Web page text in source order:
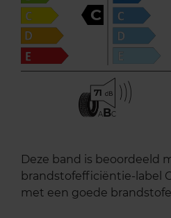
C
71
ABC
Deze band is beoordeeld
brandstofefficiëntie-label
met een goede